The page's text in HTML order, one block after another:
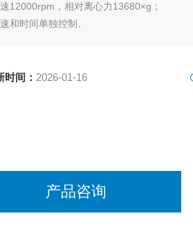
12000rpm，相对离心力13680×g；
和时间单独控制、
时间： 2026-01-16
产品咨询